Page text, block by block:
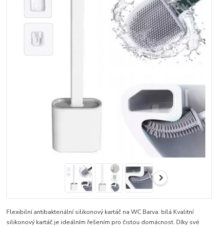
Flexibilní antibakteriální silikonový kartáč na WC Barva: bílá Kvalitní
silikonový kartáč je ideálním řešením pro čistou domácnost. Díky své